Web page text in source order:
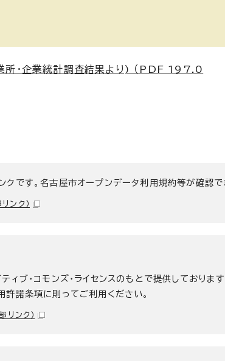
・企業統計調査結果より) （PDF 197.0
クです。名古屋市オープンデータ利用規約等が確認で
リンク）
ィブ・コモンズ・ライセンスのもとで提供しておりま
許諾条項に則ってご利用ください。
リンク）